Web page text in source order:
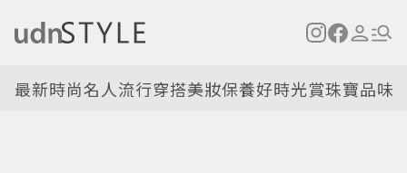
最新時尚名人流行穿搭美妝保養好時光賞珠寶品味